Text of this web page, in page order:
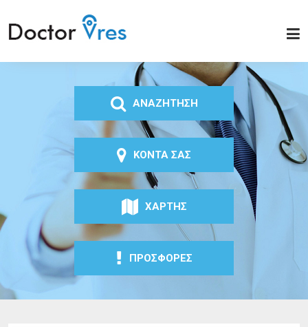
κυρίως περιεχόμενο
Doctor
ΑΝΑΖΗΤΗΣΗ
ΚΟΝΤΑ ΣΑΣ
ΧΑΡΤΗΣ
ΠΡΟΣΦΟΡΕΣ